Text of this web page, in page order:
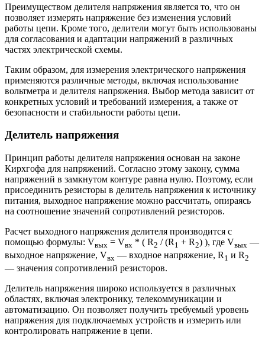
Преимуществом делителя напряжения является то, что он
позволяет измерять напряжение без изменения условий
работы цепи. Кроме того, делители могут быть использованы
для согласования и адаптации напряжений в различных
частях электрической схемы.
Таким образом, для измерения электрического напряжения
применяются различные методы, включая использование
вольтметра и делителя напряжения. Выбор метода зависит от
конкретных условий и требований измерения, а также от
безопасности и стабильности работы цепи.
Делитель напряжения
Принцип работы делителя напряжения основан на законе
Кирхгофа для напряжений. Согласно этому закону, сумма
напряжений в замкнутом контуре равна нулю. Поэтому, если
присоединить резисторы в делитель напряжения к источнику
питания, выходное напряжение можно рассчитать, опираясь
на соотношение значений сопротивлений резисторов.
Расчет выходного напряжения делителя производится с
помощью формулы: Vвых = Vвх * ( R2 / (R 1 + R2) ), где Vвых —
выходное напряжение, Vвх — входное напряжение, R 1 и R2
— значения сопротивлений резисторов.
Делитель напряжения широко используется в различных
областях, включая электронику, телекоммуникации и
автоматизацию. Он позволяет получить требуемый уровень
напряжения для подключаемых устройств и измерить или
контролировать напряжение в цепи.